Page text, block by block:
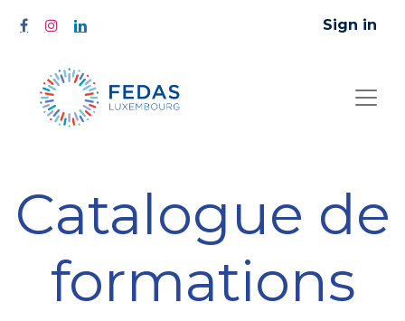
Sign in
Catalogue de
formations